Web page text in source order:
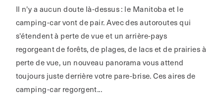
Il n'y a aucun doute là-dessus : le Manitoba et le
camping-car vont de pair. Avec des autoroutes qui
s'étendent à perte de vue et un arrière-pays
regorgeant de forêts, de plages, de lacs et de prairies à
perte de vue, un nouveau panorama vous attend
toujours juste derrière votre pare-brise. Ces aires de
camping-car regorgent...